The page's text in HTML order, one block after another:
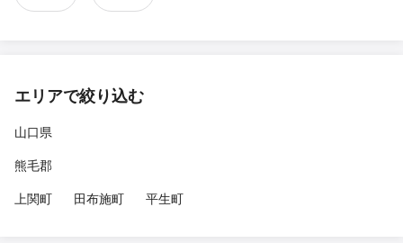
エリアで絞り込む
山口県
熊毛郡
上関町
田布施町 平生町